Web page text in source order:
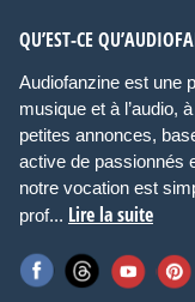
QU’EST-CE
Audiofanzine est une
musique et à l’audio,
petites annonces,
active de passionnés
notre vocation est
prof... Lire la suite